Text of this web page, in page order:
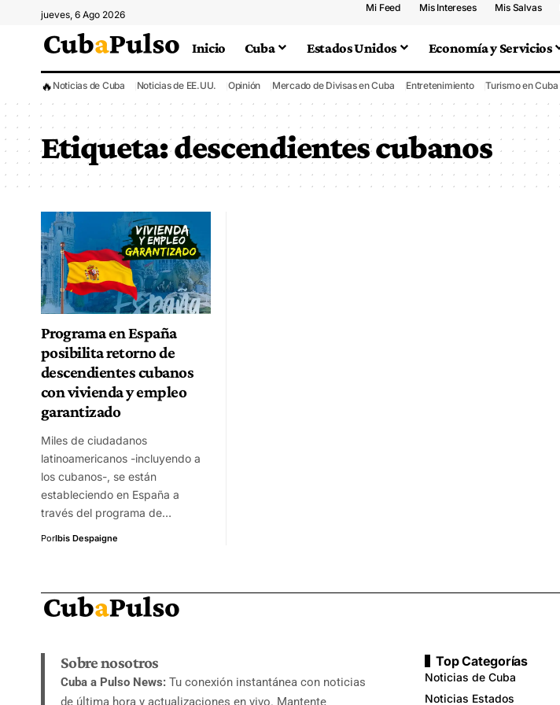
jueves, 6 Ago 2026
Mi Feed Mis Intereses Mis Salvas
Inicio Cuba Estados Unidos Economía y Servicios
🔥 Noticias de Cuba Noticias de EE.UU. Opinión Mercado de Divisas en Cuba Entretenimiento Turismo en Cuba
Etiqueta:descendientes cubanos
Programa en España
posibilita retorno de
descendientes cubanos
con vivienda y empleo
garantizado
Miles de ciudadanos
latinoamericanos -incluyendo a
los cubanos-, se están
estableciendo en España a
través del programa de…
PorIbis Despaigne
Sobre nosotros
Cuba a Pulso News: Tu conexión instantánea con noticias
de última hora y actualizaciones en vivo. Mantente
Top Categorías
Noticias de Cuba
Noticias Estados